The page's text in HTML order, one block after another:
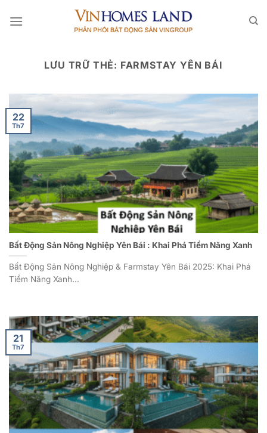
qua
LƯU TRỮ THẺ: FARMSTAY YÊN BÁI
Bất Động Sản Nông Nghiệp Yên Bái : Khai Phá Tiềm Năng Xanh
Bất Động Sản Nông Nghiệp & Farmstay Yên Bái 2025: Khai Phá
Tiềm Năng Xanh...
22
Th7
21
Th7